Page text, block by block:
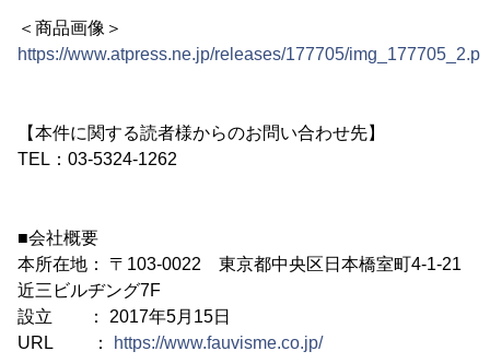
＜商品画像＞
https://www.atpress.ne.jp/releases/177705/
【本件に関する読者様からのお問い合わせ先】
TEL：03-5324-1262
■会社概要
本所在地： 〒103-0022 東京都中央区日本橋室町4-1-21
近三ビルヂング7F
設立 ： 2017年5月15日
URL ：
https://www.fauvisme.co.jp/